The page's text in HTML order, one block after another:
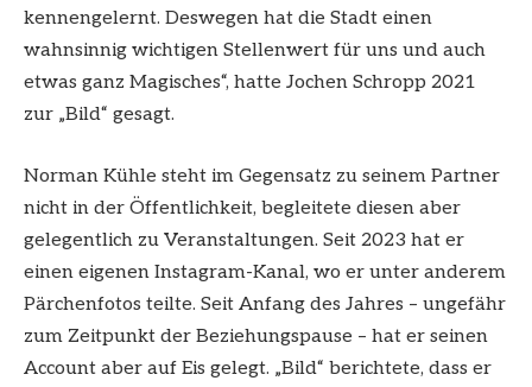
kennengelernt. Deswegen hat die Stadt einen
wahnsinnig wichtigen Stellenwert für uns und auch
etwas ganz Magisches“, hatte Jochen Schropp 2021
zur „Bild“ gesagt.
Norman Kühle steht im Gegensatz zu seinem Partner
nicht in der Öffentlichkeit, begleitete diesen aber
gelegentlich zu Veranstaltungen. Seit 2023 hat er
einen eigenen Instagram-Kanal, wo er unter anderem
Pärchenfotos teilte. Seit Anfang des Jahres – ungefähr
zum Zeitpunkt der Beziehungspause – hat er seinen
Account aber auf Eis gelegt. „Bild“ berichtete, dass er